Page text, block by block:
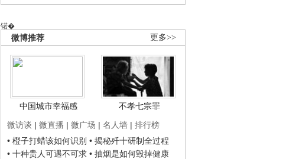
锘�
更多>>
微博推荐
中国城市幸福感
不孝七宗罪
微访谈 | 微直播 | 微广场 | 名人墙 | 排行榜
• 橙子打蜡该如何识别 • 揭秘歼十研制全过程
• 十种贵人可遇不可求 • 抽烟是如何毁掉健康